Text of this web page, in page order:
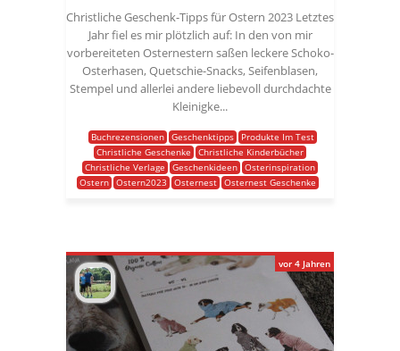
Christliche Geschenk-Tipps für Ostern 2023 Letztes
Jahr fiel es mir plötzlich auf: In den von mir
vorbereiteten Osternestern saßen leckere Schoko-
Osterhasen, Quetschie-Snacks, Seifenblasen,
Stempel und allerlei andere liebevoll durchdachte
Kleinigke...
Buchrezensionen Geschenktipps
Produkte Im Test
Christliche Geschenke
Christliche Kinderbücher
Christliche Verlage
Geschenkideen Osterinspiration
Ostern Ostern2023 Osternest Osternest Geschenke
vor 4 Jahren